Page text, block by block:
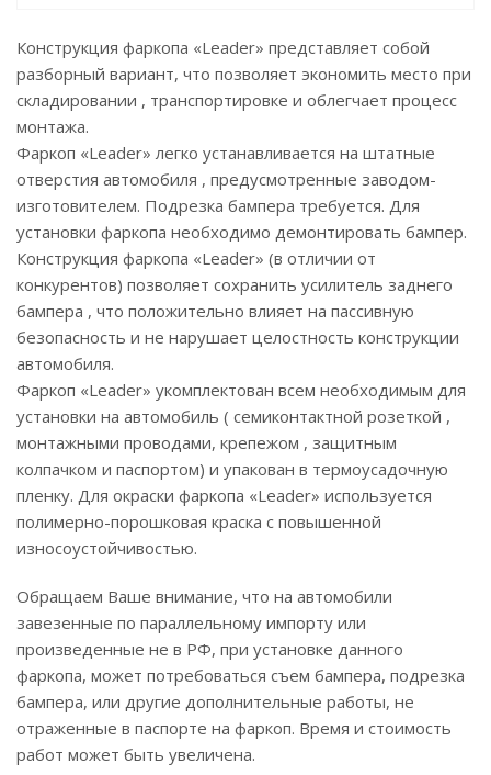
Конструкция фаркопа «Leader» представляет собой
разборный вариант, что позволяет экономить место при
складировании , транспортировке и облегчает процесс
монтажа.
Фаркоп «Leader» легко устанавливается на штатные
отверстия автомобиля , предусмотренные заводом-
изготовителем. Подрезка бампера требуется. Для
установки фаркопа необходимо демонтировать бампер.
Конструкция фаркопа «Leader» (в отличии от
конкурентов) позволяет сохранить усилитель заднего
бампера , что положительно влияет на пассивную
безопасность и не нарушает целостность конструкции
автомобиля.
Фаркоп «Leader» укомплектован всем необходимым для
установки на автомобиль ( семиконтактной розеткой ,
монтажными проводами, крепежом , защитным
колпачком и паспортом) и упакован в термоусадочную
пленку. Для окраски фаркопа «Leader» используется
полимерно-порошковая краска с повышенной
износоустойчивостью.
Обращаем Ваше внимание, что на автомобили
завезенные по параллельному импорту или
произведенные не в РФ, при установке данного
фаркопа, может потребоваться съем бампера, подрезка
бампера, или другие дополнительные работы, не
отраженные в паспорте на фаркоп. Время и стоимость
работ может быть увеличена.